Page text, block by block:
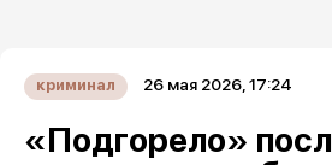
криминал 26 мая 2026, 17:24
«Подгорело»